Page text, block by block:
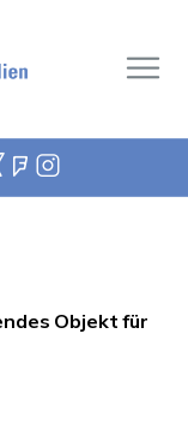
Objekt für